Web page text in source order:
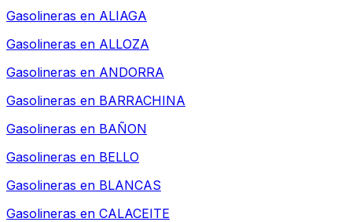
Gasolineras en ALIAGA
Gasolineras en ALLOZA
Gasolineras en ANDORRA
Gasolineras en BARRACHINA
Gasolineras en BAÑON
Gasolineras en BELLO
Gasolineras en BLANCAS
Gasolineras en CALACEITE